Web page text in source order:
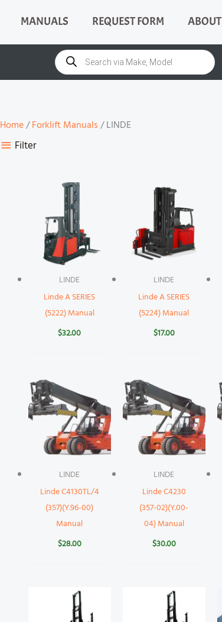
MANUALS REQUEST FORM ABOUT
Products
search
Home/Forklift Manuals/ LINDE
Filter
LINDE
Linde A SERIES
(5222) Manual
$32.00
LINDE
Linde A SERIES
(5224) Manual
$17.00
LINDE
Linde C4130TL/4
(357)(Y.96-00)
Manual
$28.00
LINDE
Linde C4230
(357-02)(Y.00-
04) Manual
$30.00